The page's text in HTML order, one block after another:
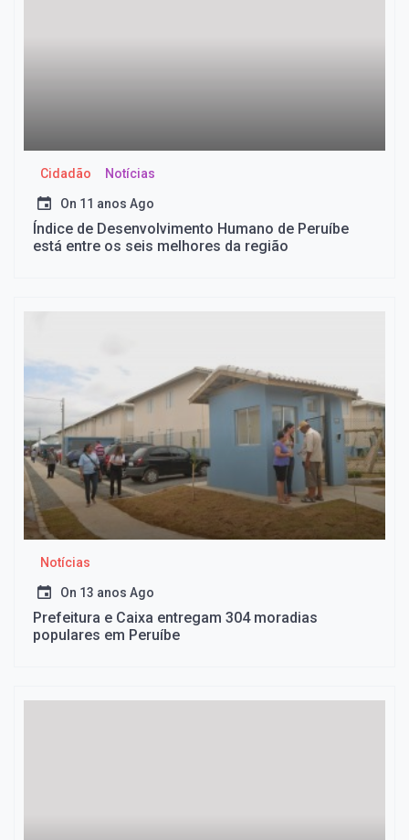
Cidadão Notícias
On 11 anos Ago
Índice de Desenvolvimento Humano de Peruíbe
está entre os seis melhores da região
Notícias
On 13 anos Ago
Prefeitura e Caixa entregam 304 moradias
populares em Peruíbe